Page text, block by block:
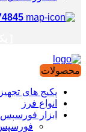
محصولات
پکیج های
انواع فرز
ابزار فورسپس